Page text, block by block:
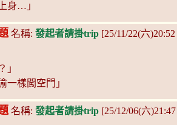
身…」
名稱: 發起者請掛trip [25/11/22(六
」
一樣闖空門」
名稱: 發起者請掛trip [25/12/06(六